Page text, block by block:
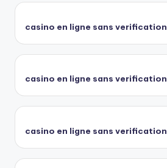
casino en ligne sans verification
casino en ligne sans verification
casino en ligne sans verification